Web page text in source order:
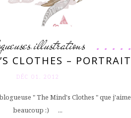
,illustrations
CLOTHES – PORTRAIT
DÉC 01. 2012
" The Mind's Clothes " que j'aime
beaucoup :) ...